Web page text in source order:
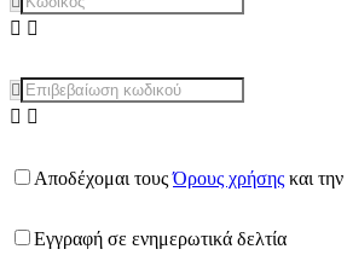
Αποδέχομαι τουςΌρους χρήσης και την
Εγγραφή σε ενημερωτικά δελτία